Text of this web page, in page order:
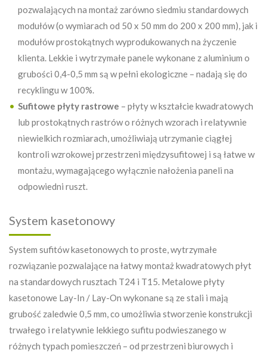
pozwalających na montaż zarówno siedmiu standardowych
modułów (o wymiarach od 50 x 50 mm do 200 x 200 mm), jak i
modułów prostokątnych wyprodukowanych na życzenie
klienta. Lekkie i wytrzymałe panele wykonane z aluminium o
grubości 0,4-0,5 mm są w pełni ekologiczne – nadają się do
recyklingu w 100%.
Sufitowe płyty rastrowe – płyty w kształcie kwadratowych
lub prostokątnych rastrów o różnych wzorach i relatywnie
niewielkich rozmiarach, umożliwiają utrzymanie ciągłej
kontroli wzrokowej przestrzeni międzysufitowej i są łatwe w
montażu, wymagającego wyłącznie nałożenia paneli na
odpowiedni ruszt.
System kasetonowy
System sufitów kasetonowych to proste, wytrzymałe
rozwiązanie pozwalające na łatwy montaż kwadratowych płyt
na standardowych rusztach T24 i T15. Metalowe płyty
kasetonowe Lay-In / Lay-On wykonane są ze stali i mają
grubość zaledwie 0,5 mm, co umożliwia stworzenie konstrukcji
trwałego i relatywnie lekkiego sufitu podwieszanego w
różnych typach pomieszczeń – od przestrzeni biurowych i